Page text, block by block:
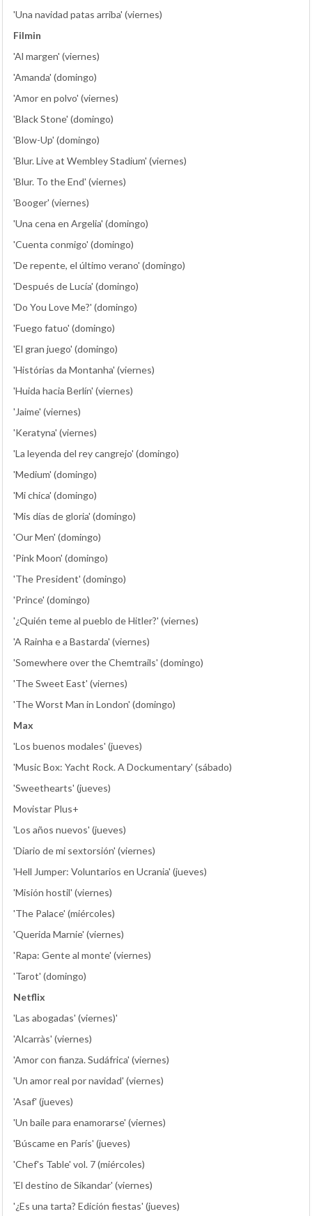
'Una navidad patas arriba' (viernes)
Filmin
'Al margen' (viernes)
'Amanda' (domingo)
'Amor en polvo' (viernes)
'Black Stone' (domingo)
'Blow-Up' (domingo)
'Blur. Live at Wembley Stadium' (viernes)
'Blur. To the End' (viernes)
'Booger' (viernes)
'Una cena en Argelia' (domingo)
'Cuenta conmigo' (domingo)
'De repente, el último verano' (domingo)
'Después de Lucía' (domingo)
'Do You Love Me?' (domingo)
'Fuego fatuo' (domingo)
'El gran juego' (domingo)
'Histórias da Montanha' (viernes)
'Huida hacia Berlín' (viernes)
'Jaime' (viernes)
'Keratyna' (viernes)
'La leyenda del rey cangrejo' (domingo)
'Medium' (domingo)
'Mi chica' (domingo)
'Mis días de gloria' (domingo)
'Our Men' (domingo)
'Pink Moon' (domingo)
'The President' (domingo)
'Prince' (domingo)
'¿Quién teme al pueblo de Hitler?' (viernes)
'A Rainha e a Bastarda' (viernes)
'Somewhere over the Chemtrails' (domingo)
'The Sweet East' (viernes)
'The Worst Man in London' (domingo)
Max
'Los buenos modales' (jueves)
'Music Box: Yacht Rock. A Dockumentary' (sábado)
'Sweethearts' (jueves)
Movistar Plus+
'Los años nuevos' (jueves)
'Diario de mi sextorsión' (viernes)
'Hell Jumper: Voluntarios en Ucrania' (jueves)
'Misión hostil' (viernes)
'The Palace' (miércoles)
'Querida Marnie' (viernes)
'Rapa: Gente al monte' (viernes)
'Tarot' (domingo)
Netflix
'Las abogadas' (viernes)'
'Alcarràs' (viernes)
'Amor con fianza. Sudáfrica' (viernes)
'Un amor real por navidad' (viernes)
'Asaf' (jueves)
'Un baile para enamorarse' (viernes)
'Búscame en París' (jueves)
'Chef's Table' vol. 7 (miércoles)
'El destino de Sikandar' (viernes)
'¿Es una tarta? Edición fiestas' (jueves)